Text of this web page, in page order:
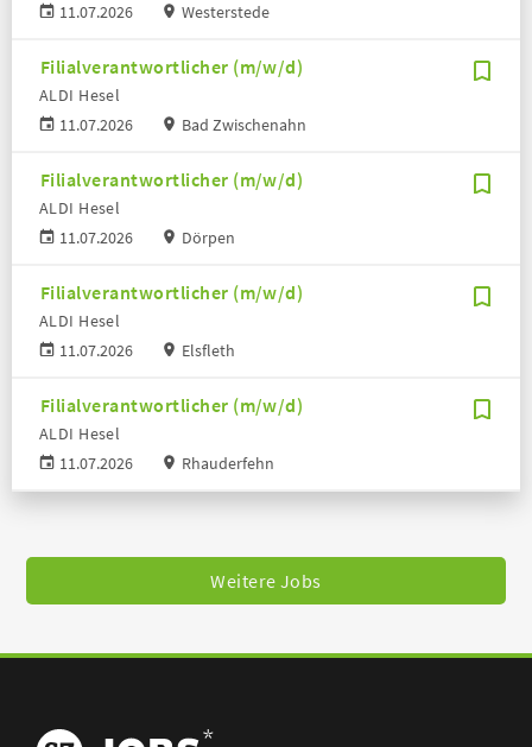
11.07.2026
Westerstede
Filialverantwortlicher (m/w/d)
11.07.2026
ALDI Hesel
Bad Zwischenahn
Filialverantwortlicher (m/w/d)
11.07.2026
ALDI Hesel
Dörpen
Filialverantwortlicher (m/w/d)
11.07.2026
ALDI Hesel
Elsfleth
Filialverantwortlicher (m/w/d)
11.07.2026
ALDI Hesel
Rhauderfehn
Weitere Jobs